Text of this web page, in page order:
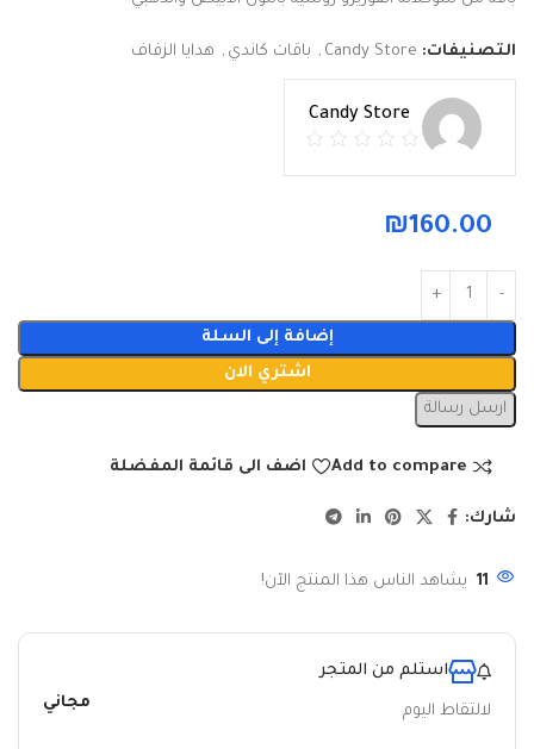
التصنيفات: Candy Store
, باقات كاندي , هدايا الزفاف
Candy Store
₪160.00
إضافة إلى السلة
اشتري الان
ارسل رسالة
Add to compare اضف الى قائمة المفضلة
شارك:
11 يشاهد الناس هذا المنتج الآن!
استلم من المتجر
لالتقاط اليوم مجاني